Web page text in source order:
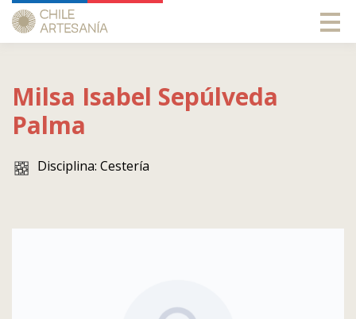
Milsa Isabel Sepúlveda
Palma
Disciplina: Cestería